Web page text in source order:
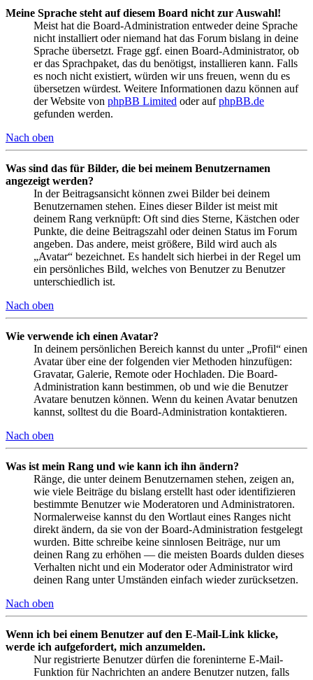
Meine Sprache steht auf diesem Board nicht zur Auswahl!
Meist hat die Board-Administration entweder deine Sprache
nicht installiert oder niemand hat das Forum bislang in deine
Sprache übersetzt. Frage ggf. einen Board-Administrator, ob
er das Sprachpaket, das du benötigst, installieren kann. Falls
es noch nicht existiert, würden wir uns freuen, wenn du es
übersetzen würdest. Weitere Informationen dazu können auf
der Website von phpBB Limited oder aufphpBB.de
gefunden werden.
Nach oben
Was sind das für Bilder, die bei meinem Benutzernamen
angezeigt werden?
In der Beitragsansicht können zwei Bilder bei deinem
Benutzernamen stehen. Eines dieser Bilder ist meist mit
deinem Rang verknüpft: Oft sind dies Sterne, Kästchen oder
Punkte, die deine Beitragszahl oder deinen Status im Forum
angeben. Das andere, meist größere, Bild wird auch als
„Avatar“ bezeichnet. Es handelt sich hierbei in der Regel um
ein persönliches Bild, welches von Benutzer zu Benutzer
unterschiedlich ist.
Nach oben
Wie verwende ich einen Avatar?
In deinem persönlichen Bereich kannst du unter „Profil“ einen
Avatar über eine der folgenden vier Methoden hinzufügen:
Gravatar, Galerie, Remote oder Hochladen. Die Board-
Administration kann bestimmen, ob und wie die Benutzer
Avatare benutzen können. Wenn du keinen Avatar benutzen
kannst, solltest du die Board-Administration kontaktieren.
Nach oben
Was ist mein Rang und wie kann ich ihn ändern?
Ränge, die unter deinem Benutzernamen stehen, zeigen an,
wie viele Beiträge du bislang erstellt hast oder identifizieren
bestimmte Benutzer wie Moderatoren und Administratoren.
Normalerweise kannst du den Wortlaut eines Ranges nicht
direkt ändern, da sie von der Board-Administration festgelegt
wurden. Bitte schreibe keine sinnlosen Beiträge, nur um
deinen Rang zu erhöhen — die meisten Boards dulden dieses
Verhalten nicht und ein Moderator oder Administrator wird
deinen Rang unter Umständen einfach wieder zurücksetzen.
Nach oben
Wenn ich bei einem Benutzer auf den E-Mail-Link klicke,
werde ich aufgefordert, mich anzumelden.
Nur registrierte Benutzer dürfen die foreninterne E-Mail-
Funktion für Nachrichten an andere Benutzer nutzen, falls